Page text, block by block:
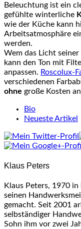
Beleuchtung ist ein
gefühlte winterliche
wie der Küche kann
Arbeitsatmosphäre
werden.
Wem das Licht
kann den Ton mit
anpassen. Roscolux-
verschiedenen
ohne große Kosten
following
tabs
change
below.
Bio
Neueste Artikel
Klaus Peters
Klaus Peters, 1970
seinen
gemacht. Seit 2001
selbständiger
Sohn ihm vor zwei